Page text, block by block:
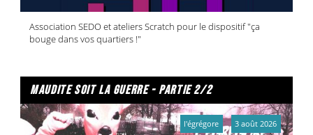
Association SEDO et ateliers Scratch pour le dispositif "ça
bouge dans vos quartiers !"
maudite soit la guerre - partie 2/2
l'égrégore 3 août 2026